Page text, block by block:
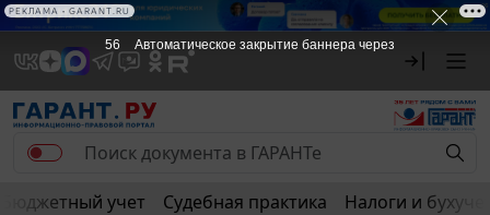
Бюджетный учет Судебная практика Налоги и
56 Автоматическое закрытие баннера через
РЕКЛАМА • GARANT.RU